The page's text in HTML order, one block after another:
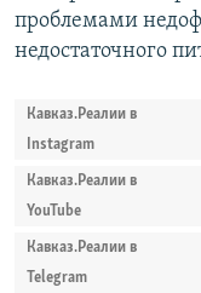
проблемами
недостаточного
Кавказ.Реалии в
Instagram
Кавказ.Реалии в
YouTube
Кавказ.Реалии в
Telegram